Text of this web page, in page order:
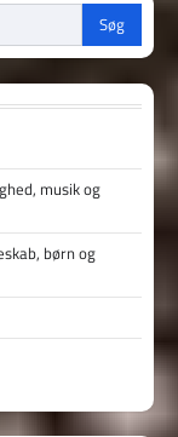
musik og
børn og